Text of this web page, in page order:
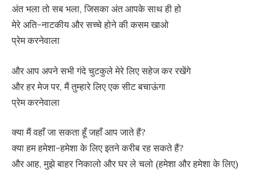
अंत भला तो सब भला, जिसका अंत आपके साथ ही हो
मेरे अति-नाटकीय और सच्चे होने की कसम खाओ
प्रेम करनेवाला
और आप अपने सभी गंदे चुटकुले मेरे लिए सहेज कर रखेंगे
और हर मेज पर, मैं तुम्हारे लिए एक सीट बचाऊंगा
प्रेम करनेवाला
क्या मैं वहाँ जा सकता हूँ जहाँ आप जाते हैं?
क्या हम हमेशा-हमेशा के लिए इतने करीब रह सकते हैं?
और आह, मुझे बाहर निकालो और घर ले चलो (हमेशा और हमेशा के लिए)